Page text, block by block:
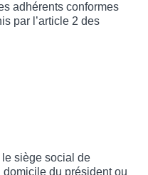
adhérents conformes
par l’article 2 des
siège social de
domicile du président ou